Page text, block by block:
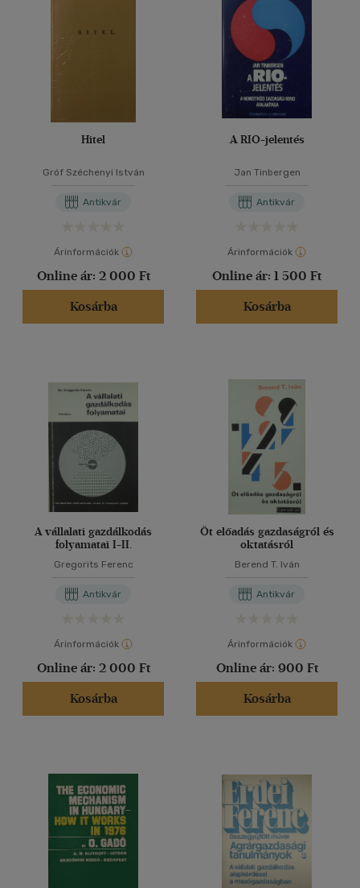
Hitel
Gróf Széchenyi István
Antikvár
Árinformációk
Online ár: 2 000 Ft
Kosárba
A RIO-jelentés
Jan Tinbergen
Antikvár
Árinformációk
Online ár: 1 500 Ft
Kosárba
A vállalati gazdálkodás
folyamatai I-II.
Gregorits Ferenc
Antikvár
Árinformációk
Online ár: 2 000 Ft
Kosárba
Öt előadás gazdaságról és
oktatásról
Berend T. Iván
Antikvár
Árinformációk
Online ár: 900 Ft
Kosárba